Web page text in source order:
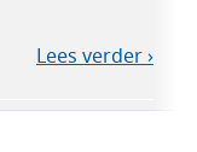
Lees verder ›